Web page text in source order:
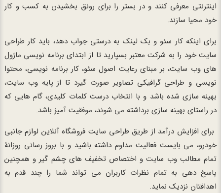
اینترنتی معرفی کنند و در بستر را برای رونق بخشیدن به کسب و کار
خود محیا سازند.
برای اینکه کار سئو و بک لینک به درستی جواب دهد، باید کار طراحی
سایت خود را به شرکت معتبر بسپارید تا از ابتدای برنامه نویسی ماژول
های وب سایت، بر مبنای رعایت اصول سئو، کار برنامه نویسی، محتوا
نویسی و طراحی گرافیکی تصاویر صورت گیرد تا از پایه وب سایت،
بهینه سازی شده باشد و با انتخاب درست کلمات کلیدی، گام هایی که
در راستای بهینه سازی برداشته می شوند، موفقیت آمیز باشد.
برای افزایش درآمد از طریق طراحی سایت فروشگاه آنلاین لوازم جانبی
خودرو، می بایست فعالیت مداوم داشته باشید و با بروز رسانی روزانۀ
تمام مطالب وب سایت و اختصاص تخفیف های چشم گیر و همچنین
پاسخ دهی به تمام نظرات کاربران می تواند شما را چند قدم به
اهدافتان نزدیک نماید.